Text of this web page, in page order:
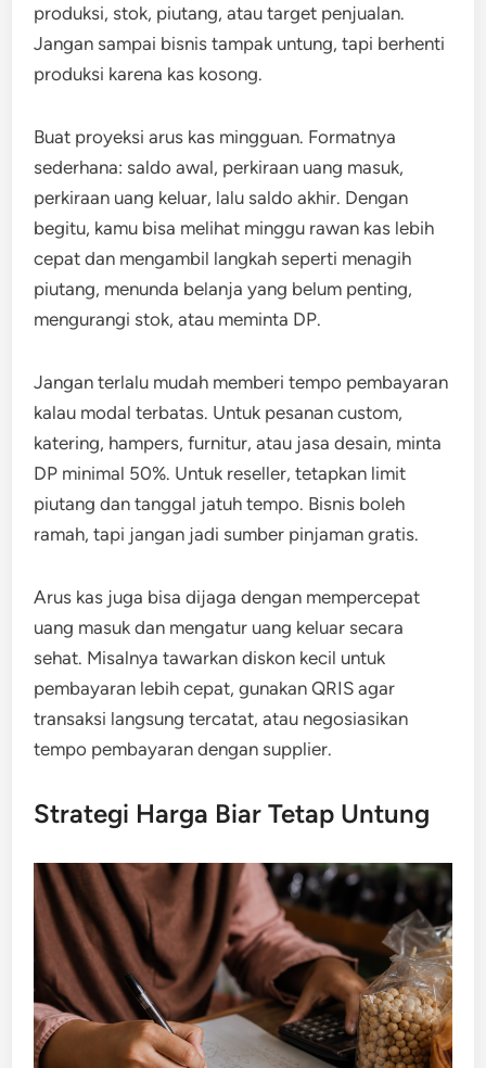
produksi, stok, piutang, atau target penjualan.
Jangan sampai bisnis tampak untung, tapi berhenti
produksi karena kas kosong.
Buat proyeksi arus kas mingguan. Formatnya
sederhana: saldo awal, perkiraan uang masuk,
perkiraan uang keluar, lalu saldo akhir. Dengan
begitu, kamu bisa melihat minggu rawan kas lebih
cepat dan mengambil langkah seperti menagih
piutang, menunda belanja yang belum penting,
mengurangi stok, atau meminta DP.
Jangan terlalu mudah memberi tempo pembayaran
kalau modal terbatas. Untuk pesanan custom,
katering, hampers, furnitur, atau jasa desain, minta
DP minimal 50%. Untuk reseller, tetapkan limit
piutang dan tanggal jatuh tempo. Bisnis boleh
ramah, tapi jangan jadi sumber pinjaman gratis.
Arus kas juga bisa dijaga dengan mempercepat
uang masuk dan mengatur uang keluar secara
sehat. Misalnya tawarkan diskon kecil untuk
pembayaran lebih cepat, gunakan QRIS agar
transaksi langsung tercatat, atau negosiasikan
tempo pembayaran dengan supplier.
Strategi Harga Biar Tetap Untung